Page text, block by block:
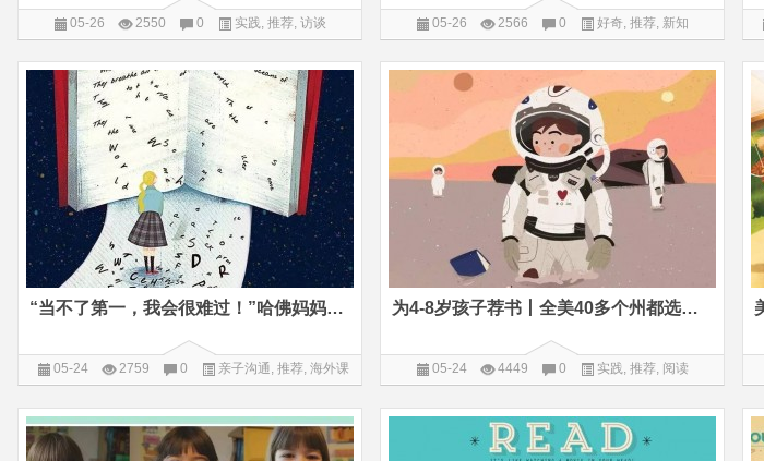
05-26 2550 0 实践 推荐 访谈 05-26 2566 0 好奇 推荐 新知
“当不了第一，我会很难过！”哈佛妈妈这样疏导孩子的好胜心
05-24 2759 0 亲子沟通, 推荐, 海外课
为4-8岁孩子荐书丨全美40多个州都选它做科学启蒙教材
05-24 4449 0 实践, 推荐, 阅读